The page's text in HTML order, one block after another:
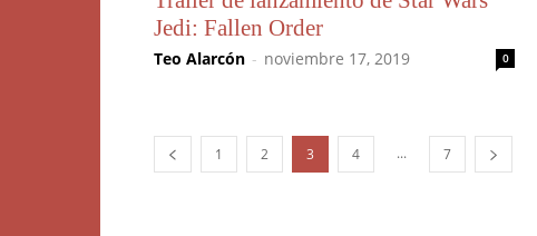
Jedi: Fallen Order
Teo Alarcón - noviembre 17, 2019 0
1 2 3 4 ... 7